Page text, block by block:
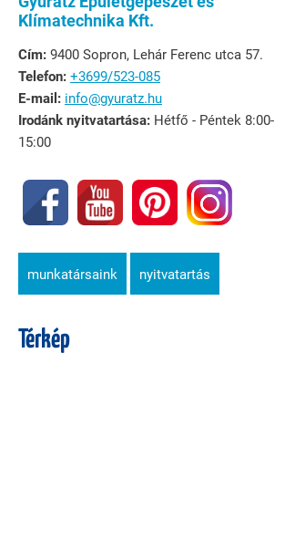
Klímatechnika Kft.
Cím: 9400 Sopron, Lehár Ferenc utca 57.
Telefon: +3699/523-085
E-mail: info@gyuratz.hu
Irodánk nyitvatartása: Hétfő - Péntek 8:00-
15:00
munkatársaink nyitvatartás
Térkép